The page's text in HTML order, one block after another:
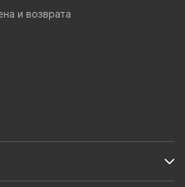
и возврата